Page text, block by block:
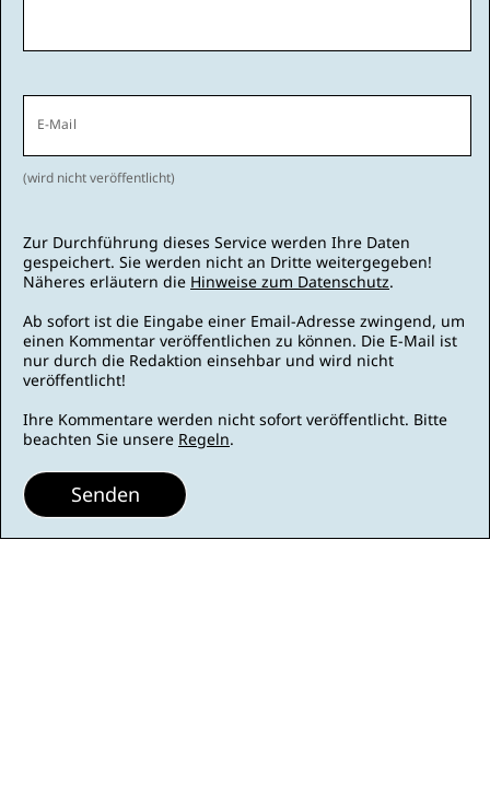
E-Mail
(wird nicht veröffentlicht)
Zur Durchführung dieses Service werden Ihre Daten
gespeichert. Sie werden nicht an Dritte weitergegeben!
Näheres erläutern die Hinweise zum Datenschutz.
Ab sofort ist die Eingabe einer Email-Adresse zwingend, um
einen Kommentar veröffentlichen zu können. Die E-Mail ist
nur durch die Redaktion einsehbar und wird nicht
veröffentlicht!
Ihre Kommentare werden nicht sofort veröffentlicht. Bitte
beachten Sie unsere Regeln.
Senden